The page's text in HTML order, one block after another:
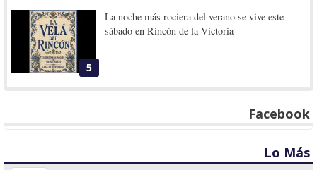
5
La noche más rociera del verano se vive este
sábado en Rincón de la Victoria
Facebook
Lo Más